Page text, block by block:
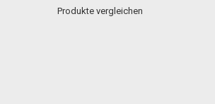
Produkte vergleichen